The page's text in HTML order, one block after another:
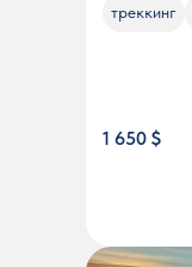
треккинг
1 650 $